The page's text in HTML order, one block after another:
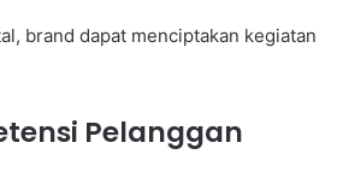
brand dapat menciptakan kegiatan
Pelanggan